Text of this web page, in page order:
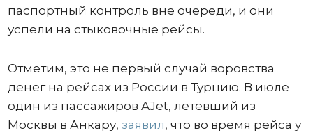
паспортный контроль вне очереди, и они
успели на стыковочные рейсы.
Отметим, это не первый случай воровства
денег на рейсах из России в Турцию. В июле
один из пассажиров AJet, летевший из
Москвы в Анкару, заявил, что во время рейса у